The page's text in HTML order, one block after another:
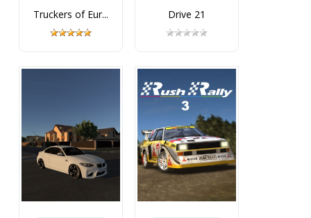
Truckers of Eur... Drive 21